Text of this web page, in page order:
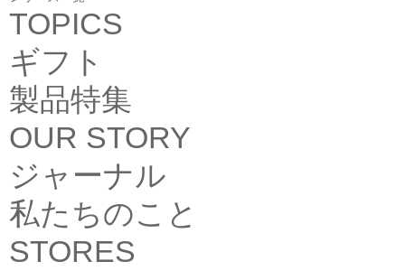
TOPICS
ギフト
製品特集
OUR STORY
ジャーナル
私たちのこと
STORES